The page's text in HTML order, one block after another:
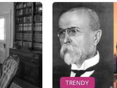
TRENDY